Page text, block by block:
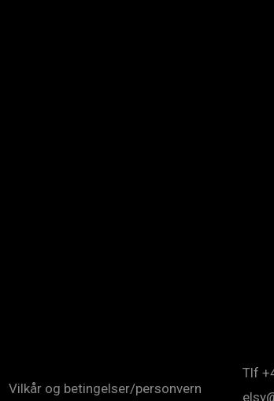
Vilkår og betingelser/personvern
Tlf